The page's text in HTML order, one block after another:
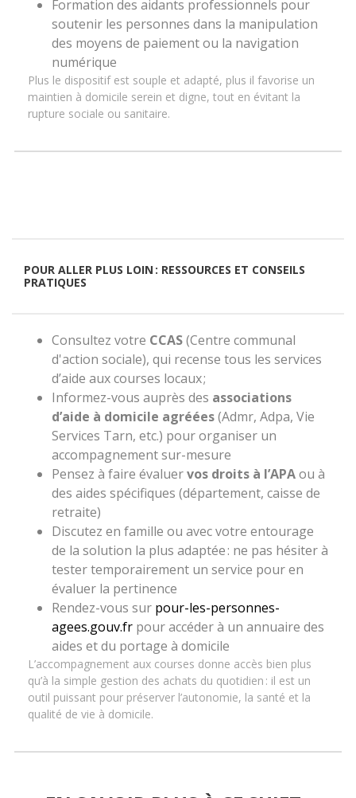
Formation des aidants professionnels pour
soutenir les personnes dans la manipulation
des moyens de paiement ou la navigation
numérique
Plus le dispositif est souple et adapté, plus il favorise un
maintien à domicile serein et digne, tout en évitant la
rupture sociale ou sanitaire.
POUR ALLER PLUS LOIN : RESSOURCES ET CONSEILS
PRATIQUES
Consultez votre CCAS(Centre communal
d'action sociale), qui recense tous les services
d’aide aux courses locaux ;
Informez-vous auprès des associations
d’aide à domicile agréées(Admr, Adpa, Vie
Services Tarn, etc.) pour organiser un
accompagnement sur-mesure
Pensez à faire évaluervos droits à l’APAou à
des aides spécifiques (département, caisse de
retraite)
Discutez en famille ou avec votre entourage
de la solution la plus adaptée : ne pas hésiter à
tester temporairement un service pour en
évaluer la pertinence
Rendez-vous sur pour-les-personnes-
agees.gouv.fr pour accéder à un annuaire des
aides et du portage à domicile
L’accompagnement aux courses donne accès bien plus
qu’à la simple gestion des achats du quotidien : il est un
outil puissant pour préserver l’autonomie, la santé et la
qualité de vie à domicile.